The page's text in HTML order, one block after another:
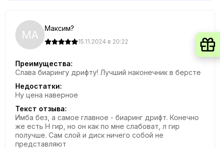
МА Максим?
15.11.2024 в 20:22
Преимущества:
Слава биарингу дрифту! Лучший наконечник в берсте
Недостатки:
Ну цена наверное
Текст отзыва:
Имба без, а самое главное - биаринг дрифт. Конечно
же есть H гир, но он как по мне слабоват, л гир
получше. Сам слой и диск ничего собой не
представляют